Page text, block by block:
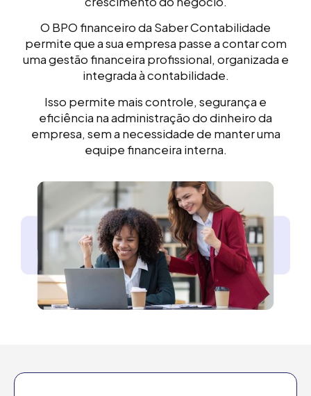
O BPO financeiro da Saber Contabilidade
permite que a sua empresa passe a contar com
uma gestão financeira profissional, organizada e
integrada à contabilidade.
Isso permite mais controle, segurança e
eficiência na administração do dinheiro da
empresa, sem a necessidade de manter uma
equipe financeira interna.